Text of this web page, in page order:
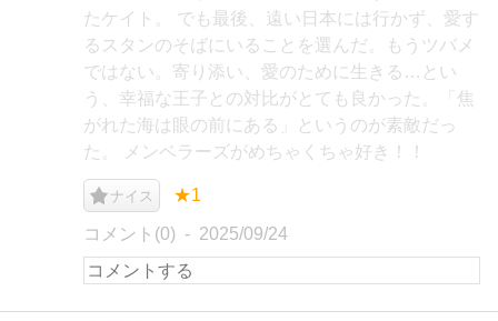
たケイト。 でも最後、遠い日本には行かず、愛す
るスタンのそばにいることを選んだ。もうツバメ
ではない。寄り添い、愛のために生きる…とい
う、幸福な王子との対比がとても良かった。「焦
がれた海は眼の前にある」というのが素敵だっ
た。 メンベラーズがめちゃくちゃ好き！！
ナイス ★1
コメント(0) 2025/09/24